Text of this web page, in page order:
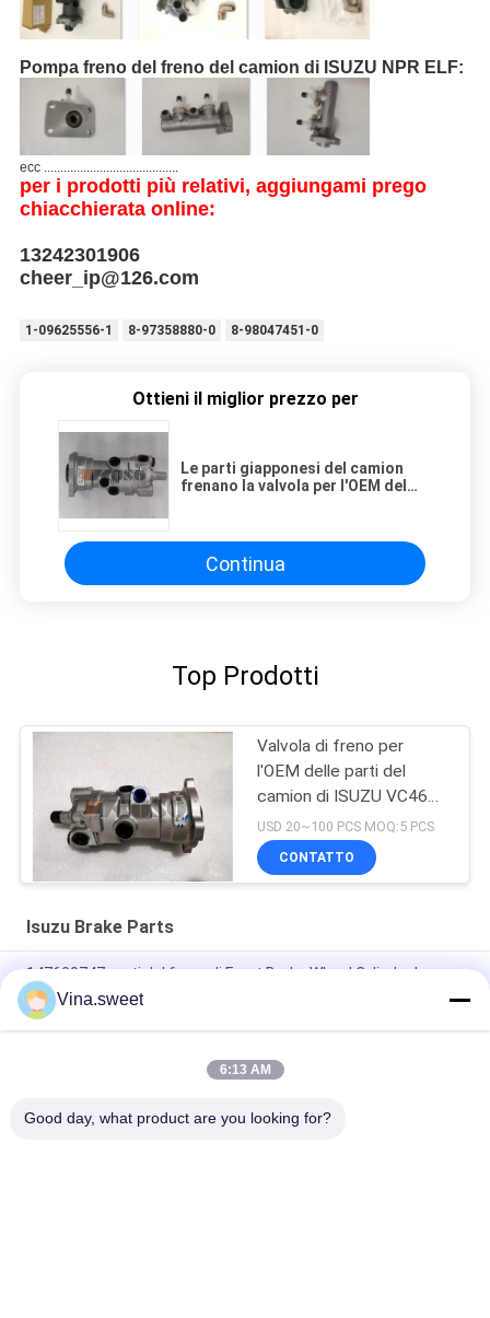
Pompa freno del freno del camion di ISUZU NPR ELF:
ecc .........................................
per i prodotti più relativi, aggiungami prego
chiacchierata online:
13242301906
cheer_ip@126.com
1-09625556-1 8-97358880-0 8-98047451-0
Ottieni il miglior prezzo per
Le parti giapponesi del camion
frenano la valvola per l'OEM del
Continua
Top Prodotti
Valvola di freno per
l'OEM delle parti del
camion di ISUZU VC46
VC61 Japaneses 8-
98222788-0 241-07028
USD 20~100 PCS MOQ:5 PCS
CONTATTO
Isuzu Brake Parts
147600747 parti del freno di Front Brake Wheel Cylinder Isuzu
1476006840 cilindro di ruote del freno posteriore di 1-
47600684-0 ISUZU CXZ81 10PE1
Disco di frizione 8-97377149-0 di 4HG1 NPR 8973771490 Isuzu
Vina.sweet
6:13 AM
Good day, what product are you looking for?